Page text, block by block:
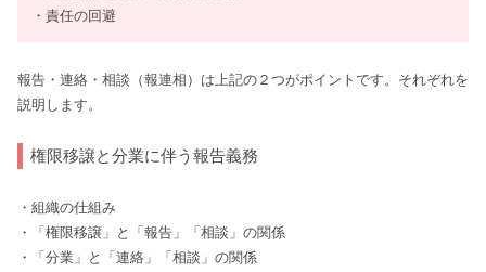
・責任の回避
報告・連絡・相談（報連相）は上記の２つがポイントです。それぞれを
説明します。
権限移譲と分業に伴う報告義務
・組織の仕組み
・「権限移譲」と「報告」「相談」の関係
・「分業」と「連絡」「相談」の関係